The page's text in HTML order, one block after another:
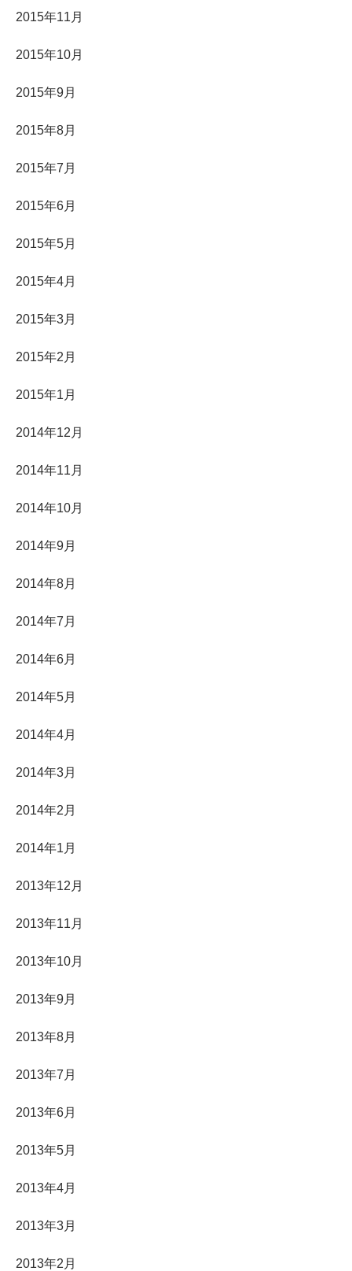
2015年11月
2015年10月
2015年9月
2015年8月
2015年7月
2015年6月
2015年5月
2015年4月
2015年3月
2015年2月
2015年1月
2014年12月
2014年11月
2014年10月
2014年9月
2014年8月
2014年7月
2014年6月
2014年5月
2014年4月
2014年3月
2014年2月
2014年1月
2013年12月
2013年11月
2013年10月
2013年9月
2013年8月
2013年7月
2013年6月
2013年5月
2013年4月
2013年3月
2013年2月